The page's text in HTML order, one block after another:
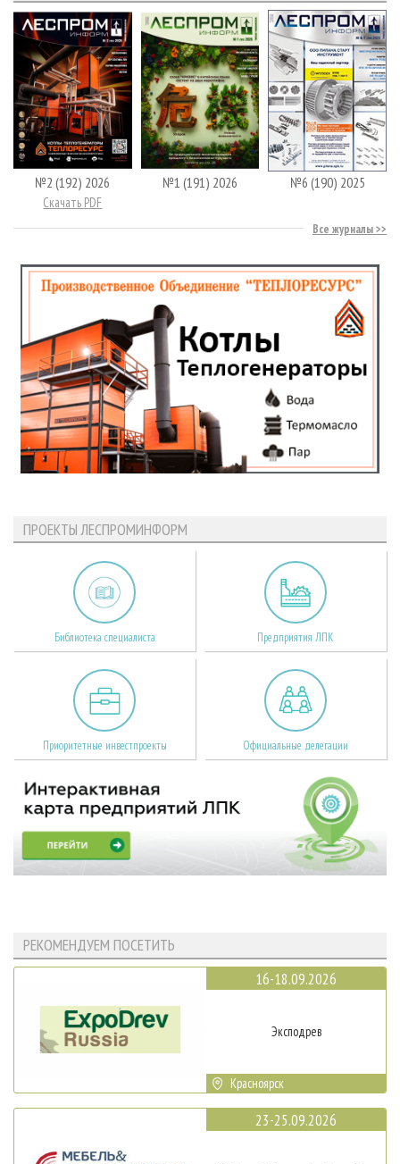
№2 (192) 2026
Скачать PDF
№1 (191) 2026 №6 (190) 2025
Все журналы
ПРОЕКТЫ ЛЕСПРОМИНФОРМ
Библиотека специалиста Предприятия ЛПК
Приоритетные инвестпроекты Официальные делегации
РЕКОМЕНДУЕМ ПОСЕТИТЬ
16-18.09.2026
Эксподрев
Красноярск
23-25.09.2026